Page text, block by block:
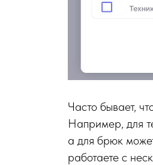
Часто бывает,
Например, для
а для брюк
работаете с